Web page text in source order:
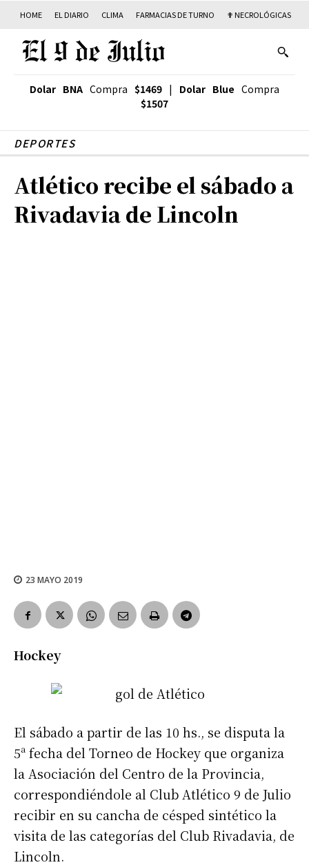
HOME EL DIARIO CLIMA FARMACIAS DE TURNO ✟ NECROLÓGICAS
Dolar BNA Compra $1469 | Dolar Blue Compra
$1507
DEPORTES
Atlético recibe el sábado a
Rivadavia de Lincoln
23 MAYO 2019
Hockey
El sábado a partir de las 10 hs., se disputa la
5ª fecha del Torneo de Hockey que organiza
la Asociación del Centro de la Provincia,
correspondiéndole al Club Atlético 9 de Julio
recibir en su cancha de césped sintético la
visita de las categorías del Club Rivadavia, de
Lincoln.